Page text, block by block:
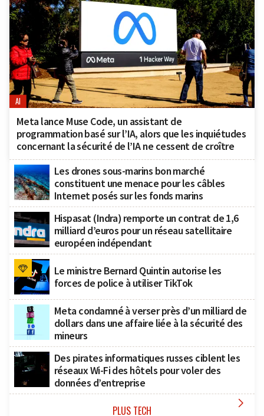
AI
Meta lance Muse Code, un assistant de
programmation basé sur l’IA, alors que les inquiétudes
concernant la sécurité de l’IA ne cessent de croître
Les drones sous-marins bon marché
constituent une menace pour les câbles
Internet posés sur les fonds marins
Hispasat (Indra) remporte un contrat de 1,6
milliard d’euros pour un réseau satellitaire
européen indépendant
Le ministre Bernard Quintin autorise les
forces de police à utiliser TikTok
Meta condamné à verser près d’un milliard de
dollars dans une affaire liée à la sécurité des
mineurs
Des pirates informatiques russes ciblent les
réseaux Wi-Fi des hôtels pour voler des
données d’entreprise
PLUS TECH 